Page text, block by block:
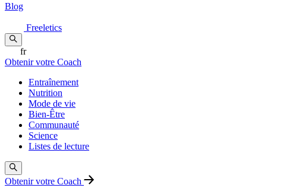
Blog
Freeletics
fr
Obtenir votre Coach
Entraînement
Nutrition
Mode de vie
Bien-Être
Communauté
Science
Listes de lecture
Obtenir votre Coach